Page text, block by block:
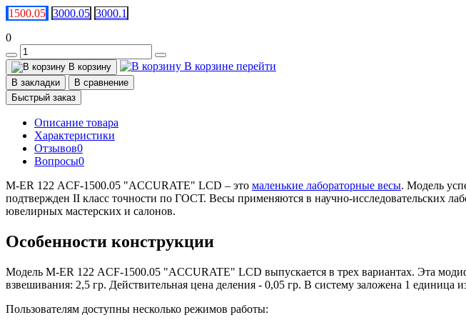
1500.05 3000.05 3000.1
0
В корзину В корзине перейти
В закладки
В сравнение
Быстрый заказ
Описание товара
Характеристики
Отзывов0
Вопросы0
M-ER 122 АCF-1500.05 "ACCURATE" LСD – это маленькие лабораторные весы. Модель
подтвержден II класс точности по ГОСТ. Весы применяются в научно-исследовательских
ювелирных мастерских и салонов.
Особенности конструкции
Модель M-ER 122 АCF-1500.05 "ACCURATE" LСD выпускается в трех вариантах. Эта
взвешивания: 2,5 гр. Действительная цена деления - 0,05 гр. В систему заложена 1 единица
Пользователям доступны несколько режимов работы: